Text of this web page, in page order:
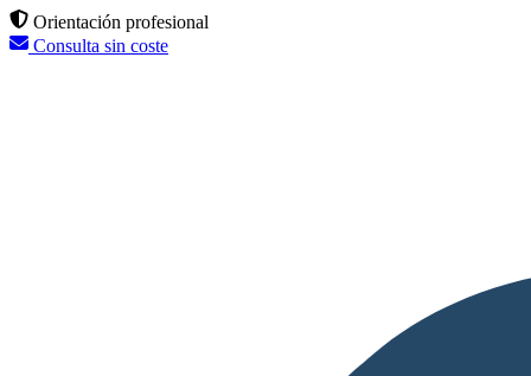
Orientación profesional
Consulta sin coste